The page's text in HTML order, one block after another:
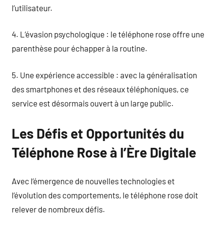
l’utilisateur.
4. L’évasion psychologique : le téléphone rose offre une
parenthèse pour échapper à la routine.
5. Une expérience accessible : avec la généralisation
des smartphones et des réseaux téléphoniques, ce
service est désormais ouvert à un large public.
Les Défis et Opportunités du
Téléphone Rose à l’Ère Digitale
Avec l’émergence de nouvelles technologies et
l’évolution des comportements, le téléphone rose doit
relever de nombreux défis.